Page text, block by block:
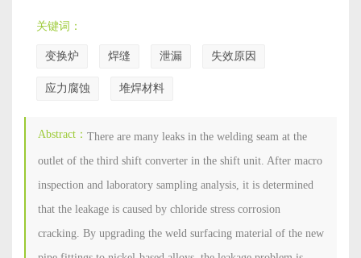
关键词：
变换炉 焊缝 泄漏 失效原因
应力腐蚀 堆焊材料
Abstract： There are many leaks in the welding seam at the
outlet of the third shift converter in the shift unit. After macro
inspection and laboratory sampling analysis, it is determined
that the leakage is caused by chloride stress corrosion
cracking. By upgrading the weld surfacing material of the new